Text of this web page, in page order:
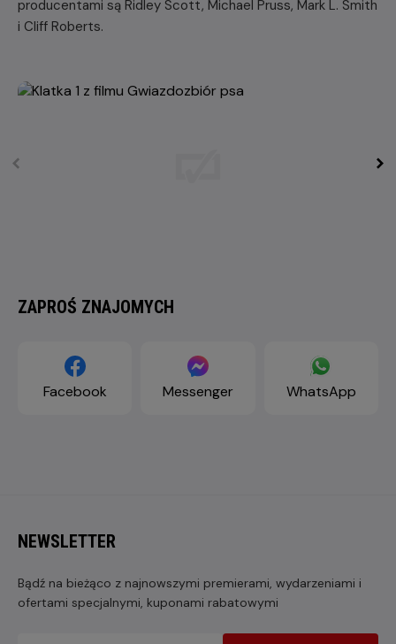
producentami są Ridley Scott, Michael Pruss, Mark L. Smith
i Cliff Roberts.
ZAPROŚ ZNAJOMYCH
Facebook Messenger WhatsApp
NEWSLETTER
Bądź na bieżąco z najnowszymi premierami, wydarzeniami i
ofertami specjalnymi, kuponami rabatowymi